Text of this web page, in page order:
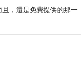
，還是免費提供的那一